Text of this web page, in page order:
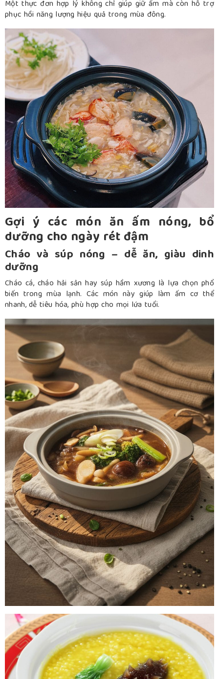
Một thực đơn hợp lý không chỉ giúp giữ ấm mà còn hỗ trợ
phục hồi năng lượng hiệu quả trong mùa đông.
Gợi ý các món ăn ấm nóng, bổ
dưỡng cho ngày rét đậm
Cháo và súp nóng – dễ ăn, giàu dinh
dưỡng
Cháo cá, cháo hải sản hay súp hầm xương là lựa chọn phổ
biến trong mùa lạnh. Các món này giúp làm ấm cơ thể
nhanh, dễ tiêu hóa, phù hợp cho mọi lứa tuổi.